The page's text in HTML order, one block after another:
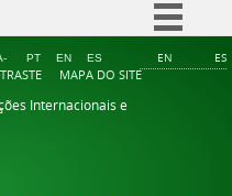
Simplifique!
EN ES
MAPA DO SITE
PT EN ES
Internacionais e